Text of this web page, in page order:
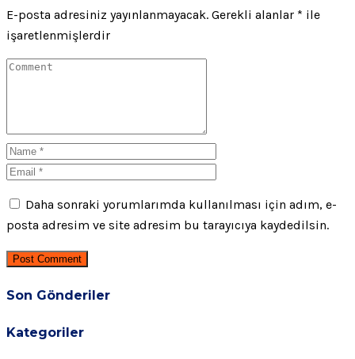
E-posta adresiniz yayınlanmayacak. Gerekli alanlar * ile
işaretlenmişlerdir
Daha sonraki yorumlarımda kullanılması için adım, e-
posta adresim ve site adresim bu tarayıcıya kaydedilsin.
Post Comment
Son Gönderiler
Kategoriler